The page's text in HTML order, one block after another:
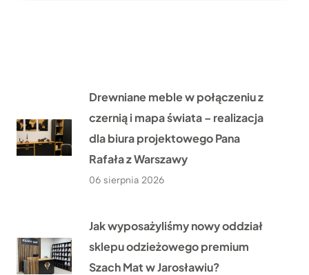
Drewniane meble w połączeniu z
czernią i mapa świata – realizacja
dla biura projektowego Pana
Rafała z Warszawy
06 sierpnia 2026
Jak wyposażyliśmy nowy oddział
sklepu odzieżowego premium
Szach Mat w Jarosławiu?